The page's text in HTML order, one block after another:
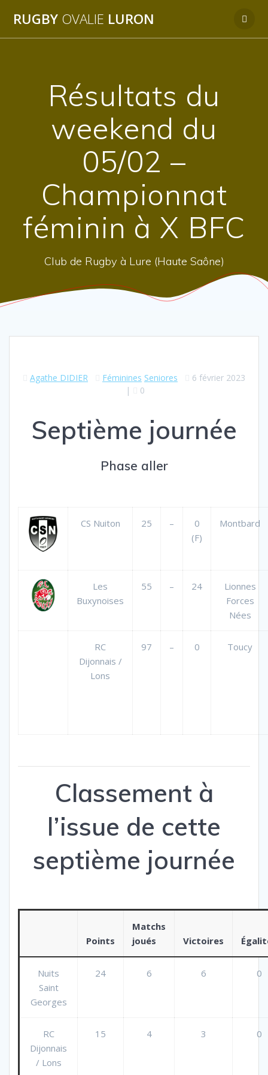
au
RUGBY OVALIE LURON
Résultats du
weekend du
05/02 –
Championnat
féminin à X BFC
Club de Rugby à Lure (Haute Saône)
Agathe DIDIER Féminines Seniores
6 février 2023
|
0
Septième journée
Phase aller
CS Nuiton 25 –
0
(F)
Montbard
Les
Buxynoises
55 – 24
Lionnes
Forces
Nées
RC
Dijonnais /
Lons
97 – 0 Toucy
Classement à
l’issue de cette
septième journée
Points
Matchs
joués
Victoires
Nuits
Saint
Georges
24 6 6 0
RC
Dijonnais
/ Lons
15 4 3 0